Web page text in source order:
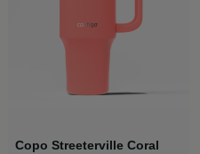
Copo Streeterville Coral